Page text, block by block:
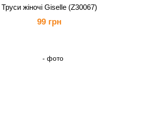
Труси жіночі Giselle (Z30067)
99 грн